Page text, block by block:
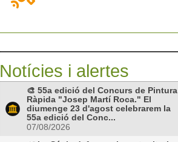
Notícies i alertes
🎨 55a edició del Concurs de Pintura
Ràpida "Josep Martí Roca." El
diumenge 23 d'agost celebrarem la
55a edició del Conc...
07/08/2026